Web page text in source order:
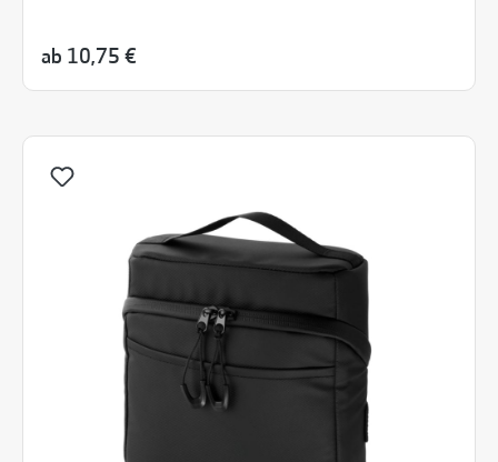
ab 10,75 €